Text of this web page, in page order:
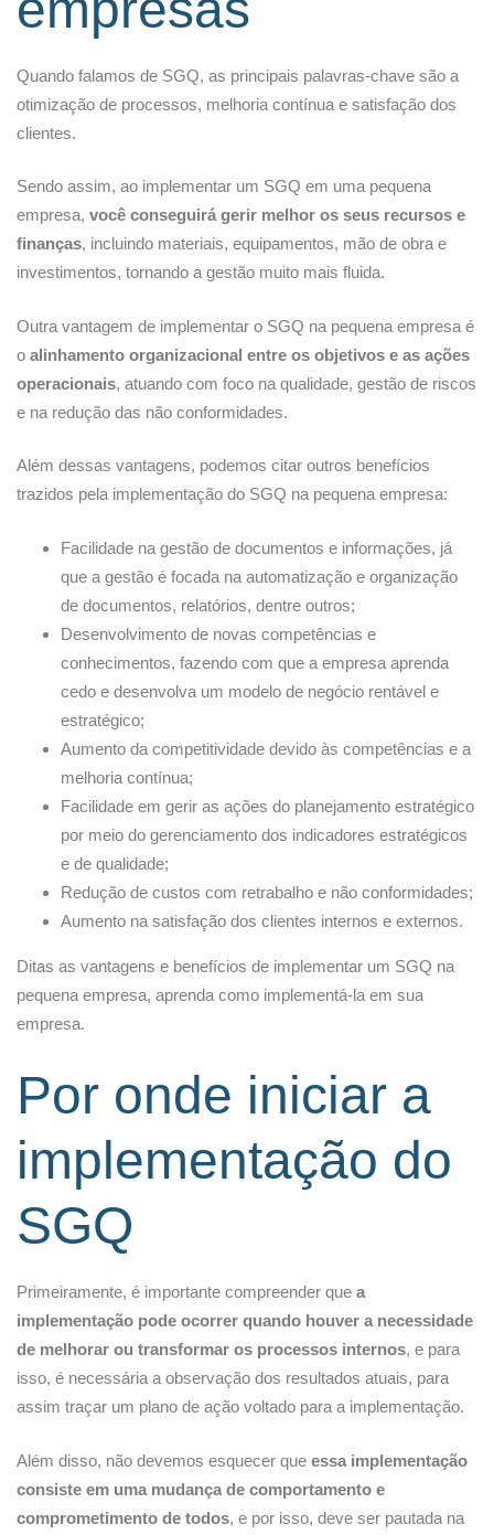
Quando falamos de SGQ, as principais palavras-chave são a
otimização de processos, melhoria contínua e satisfação dos
clientes.
Sendo assim, ao implementar um SGQ em uma pequena
empresa, você conseguirá gerir melhor os seus recursos e
finanças, incluindo materiais, equipamentos, mão de obra e
investimentos, tornando a gestão muito mais fluida.
Outra vantagem de implementar o SGQ na pequena empresa é
o alinhamento organizacional entre os objetivos e as ações
operacionais, atuando com foco na qualidade, gestão de riscos
e na redução das não conformidades.
Além dessas vantagens, podemos citar outros benefícios
trazidos pela implementação do SGQ na pequena empresa:
Facilidade na gestão de documentos e informações, já
que a gestão é focada na automatização e organização
de documentos, relatórios, dentre outros;
Desenvolvimento de novas competências e
conhecimentos, fazendo com que a empresa aprenda
cedo e desenvolva um modelo de negócio rentável e
estratégico;
Aumento da competitividade devido às competências e a
melhoria contínua;
Facilidade em gerir as ações do planejamento estratégico
por meio do gerenciamento dos indicadores estratégicos
e de qualidade;
Redução de custos com retrabalho e não conformidades;
Aumento na satisfação dos clientes internos e externos.
Ditas as vantagens e benefícios de implementar um SGQ na
pequena empresa, aprenda como implementá-la em sua
empresa.
Por onde iniciar a
implementação do
SGQ
Primeiramente, é importante compreender que a
implementação pode ocorrer quando houver a necessidade
de melhorar ou transformar os processos internos, e para
isso, é necessária a observação dos resultados atuais, para
assim traçar um plano de ação voltado para a implementação.
Além disso, não devemos esquecer que essa implementação
consiste em uma mudança de comportamento e
comprometimento de todos, e por isso, deve ser pautada na